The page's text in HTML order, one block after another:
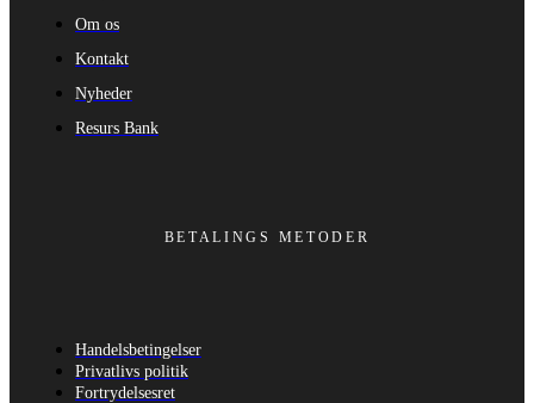
Om os
Kontakt
Nyheder
Resurs Bank
BETALINGS METODER
Handelsbetingelser
Privatlivs politik
Fortrydelsesret